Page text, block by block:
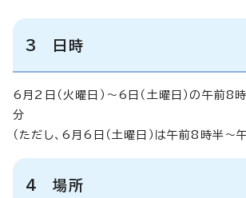
3 日時
6月2日（火曜日）～6日（土曜日）の午前8
分
（ただし、6月6日（土曜日）は午前8時半～
4 場所